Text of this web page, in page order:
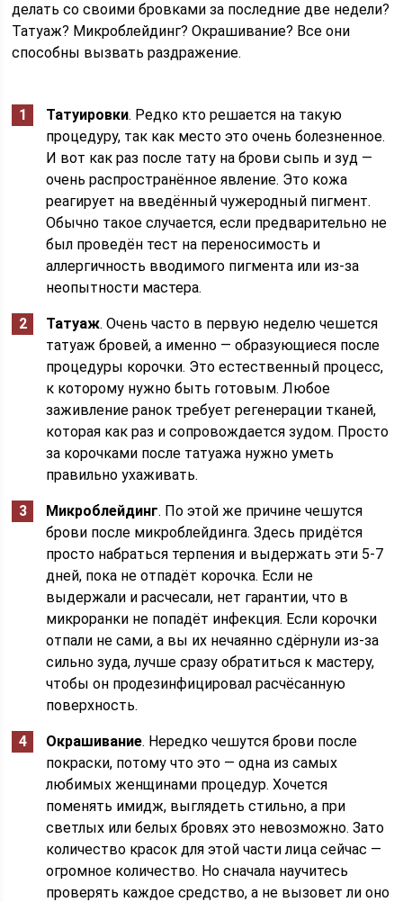
делать со своими бровками за последние две недели?
Татуаж? Микроблейдинг? Окрашивание? Все они
способны вызвать раздражение.
Татуировки. Редко кто решается на такую
процедуру, так как место это очень болезненное.
И вот как раз после тату на брови сыпь и зуд —
очень распространённое явление. Это кожа
реагирует на введённый чужеродный пигмент.
Обычно такое случается, если предварительно не
был проведён тест на переносимость и
аллергичность вводимого пигмента или из-за
неопытности мастера.
Татуаж. Очень часто в первую неделю чешется
татуаж бровей, а именно — образующиеся после
процедуры корочки. Это естественный процесс,
к которому нужно быть готовым. Любое
заживление ранок требует регенерации тканей,
которая как раз и сопровождается зудом. Просто
за корочками после татуажа нужно уметь
правильно ухаживать.
Микроблейдинг. По этой же причине чешутся
брови после микроблейдинга. Здесь придётся
просто набраться терпения и выдержать эти 5-7
дней, пока не отпадёт корочка. Если не
выдержали и расчесали, нет гарантии, что в
микроранки не попадёт инфекция. Если корочки
отпали не сами, а вы их нечаянно сдёрнули из-за
сильно зуда, лучше сразу обратиться к мастеру,
чтобы он продезинфицировал расчёсанную
поверхность.
Окрашивание. Нередко чешутся брови после
покраски, потому что это — одна из самых
любимых женщинами процедур. Хочется
поменять имидж, выглядеть стильно, а при
светлых или белых бровях это невозможно. Зато
количество красок для этой части лица сейчас —
огромное количество. Но сначала научитесь
проверять каждое средство, а не вызовет ли оно